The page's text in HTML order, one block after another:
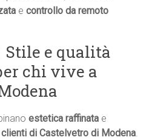
econtrollo da remoto
 Stile e qualità
chi vive a
estetica raffinata e
di Castelvetro di Modena.